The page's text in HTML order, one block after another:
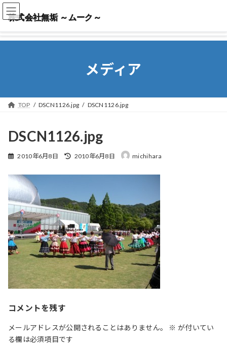
株式会社無垢 ～ムーク～
株式会社無垢 ～ムーク～
メディア
TOP DSCN1126.jpg DSCN1126.jpg
DSCN1126.jpg
2010年6月8日
最
時
:
2010年6月8日 michihara
コメントを残す
メールアドレスが公開されることはありません。 ※ が付いてい
る欄は必須項目です